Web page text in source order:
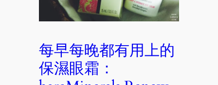
每早每晚都有用上的
保濕眼霜：